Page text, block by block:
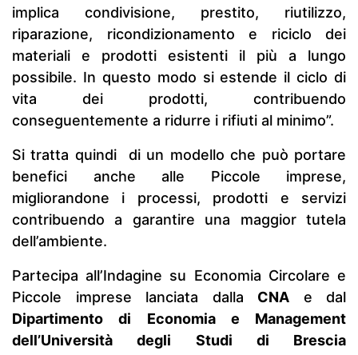
implica condivisione, prestito, riutilizzo,
riparazione, ricondizionamento e riciclo dei
materiali e prodotti esistenti il più a lungo
possibile. In questo modo si estende il ciclo di
vita dei prodotti, contribuendo
conseguentemente a ridurre i rifiuti al minimo”.
Si tratta quindi di un modello che può portare
benefici anche alle Piccole imprese,
migliorandone i processi, prodotti e servizi
contribuendo a garantire una maggior tutela
dell’ambiente.
Partecipa all’Indagine su Economia Circolare e
Piccole imprese lanciata dalla CNA e dal
Dipartimento di Economia e Management
dell’Università degli Studi di Brescia